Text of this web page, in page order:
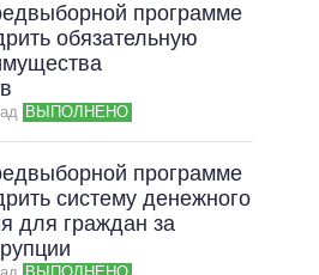
программе
обязательную
ВЫПОЛНЕНО
программе
систему денежного
для граждан за